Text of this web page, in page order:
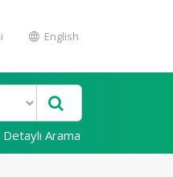
English
Detaylı Arama